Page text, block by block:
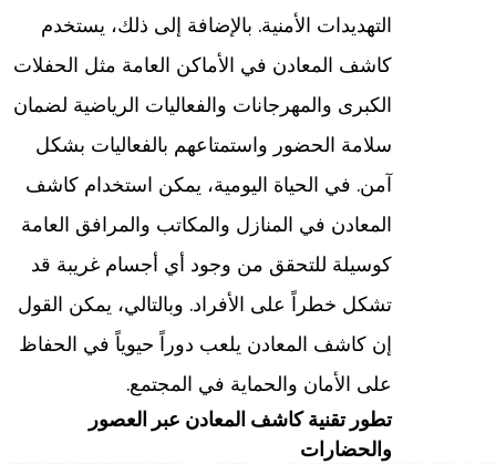
التهديدات الأمنية. بالإضافة إلى ذلك، يستخدم
كاشف المعادن في الأماكن العامة مثل الحفلات
الكبرى والمهرجانات والفعاليات الرياضية لضمان
سلامة الحضور واستمتاعهم بالفعاليات بشكل
آمن. في الحياة اليومية، يمكن استخدام كاشف
المعادن في المنازل والمكاتب والمرافق العامة
كوسيلة للتحقق من وجود أي أجسام غريبة قد
تشكل خطراً على الأفراد. وبالتالي، يمكن القول
إن كاشف المعادن يلعب دوراً حيوياً في الحفاظ
على الأمان والحماية في المجتمع.
تطور تقنية كاشف المعادن عبر العصور
والحضارات